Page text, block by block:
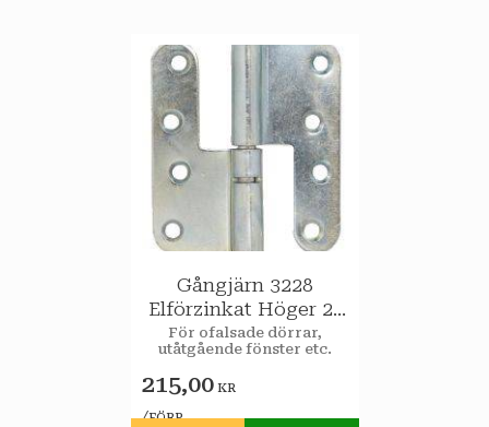
Gångjärn 3228
Elförzinkat Höger 2-
pack 110mm
För ofalsade dörrar,
utåtgående fönster etc.
215,00KR
/FÖRP